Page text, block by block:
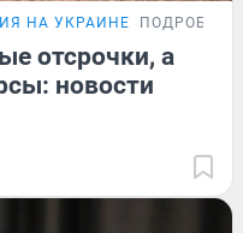
НА УКРАИНЕ
отсрочки, а
новости